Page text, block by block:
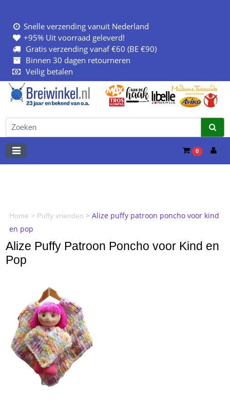
Snelle verzending vanuit Nederland
+95% Uit voorraad geleverd!
Gratis verzending vanaf €60 (BE €90)
Binnen 30 dagen retourneren
Veilig betalen
0
Home > Puffy vrienden > Alize puffy patroon poncho voor kind
en pop
Alize Puffy Patroon Poncho voor Kind en
Pop